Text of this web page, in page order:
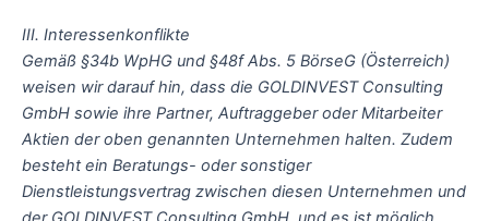
III. Interessenkonflikte
Gemäß §34b WpHG und §48f Abs. 5 BörseG (Österreich)
weisen wir darauf hin, dass die GOLDINVEST Consulting
GmbH sowie ihre Partner, Auftraggeber oder Mitarbeiter
Aktien der oben genannten Unternehmen halten. Zudem
besteht ein Beratungs- oder sonstiger
Dienstleistungsvertrag zwischen diesen Unternehmen und